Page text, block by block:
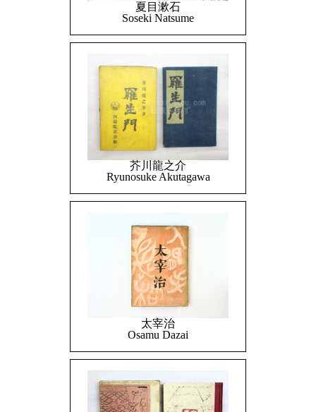
夏目漱石
Soseki Natsume
芥川龍之介
Ryunosuke Akutagawa
太宰治
Osamu Dazai